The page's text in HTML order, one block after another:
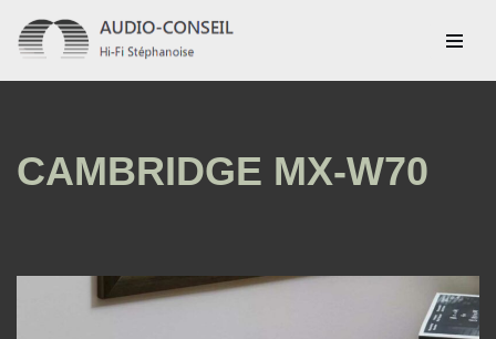
Aller
au
CAMBRIDGE MX-W70